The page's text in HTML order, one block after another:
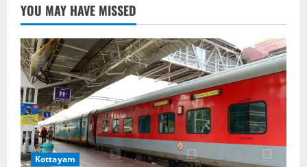
YOU MAY HAVE MISSED
Kottayam